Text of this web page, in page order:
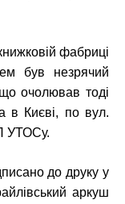
фабриці
був незрячий
очолював тоді
в Києві, по вул.
УТОСу.
до друку у
аркуш